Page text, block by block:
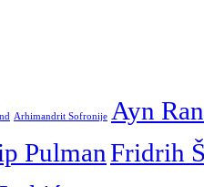
Arhimandrit Sofronije Ayn
PulmanFridrih